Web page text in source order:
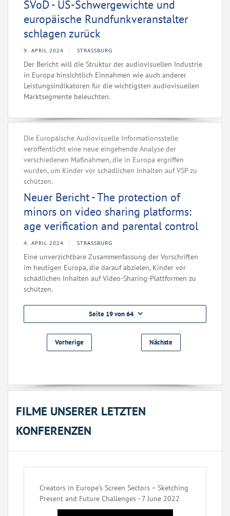
SVoD - US-Schwergewichte und
europäische Rundfunkveranstalter
schlagen zurück
9. APRIL 2024 STRASSBURG
Der Bericht will die Struktur der audiovisuellen Industrie
in Europa hinsichtlich Einnahmen wie auch anderer
Leistungsindikatoren für die wichtigsten audiovisuellen
Marktsegmente beleuchten.
Die Europäische Audiovisuelle Informationsstelle
veröffentlicht eine neue eingehende Analyse der
verschiedenen Maßnahmen, die in Europa ergriffen
wurden, um Kinder vor schädlichen Inhalten auf VSP zu
schützen.
Neuer Bericht - The protection of
minors on video sharing platforms:
age verification and parental control
4. APRIL 2024 STRASSBURG
Eine unverzichtbare Zusammenfassung der Vorschriften
im heutigen Europa, die darauf abzielen, Kinder vor
schädlichen Inhalten auf Video-Sharing-Plattformen zu
schützen.
Seite 19 von 64
Vorherige Nächste
FILME UNSERER LETZTEN
KONFERENZEN
Creators in Europe’s Screen Sectors – Sketching
Present and Future Challenges - 7 June 2022